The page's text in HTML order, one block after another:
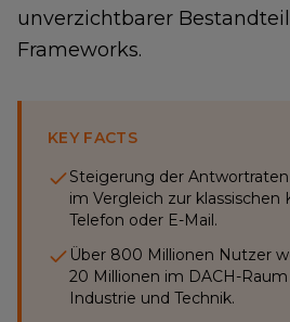
unverzichtbarer
Frameworks.
KEY FACTS
Steigerung der
im Vergleich zur klassischen
Telefon oder E-Mail.
Über 800 Millionen Nutzer
20 Millionen im DACH-
Industrie und Technik.